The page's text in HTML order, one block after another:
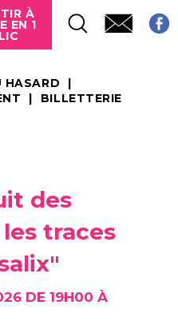
À
EN 1
HASARD
BILLETTERIE
des
traces
DE 19H00 À